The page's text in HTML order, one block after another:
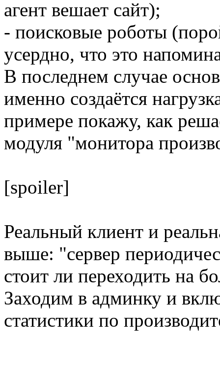
агент вешает сайт);
- поисковые роботы
усердно, что это
В последнем случае
именно создаётся
примере покажу, как
модуля "монитора
[spoiler]
Реальный клиент и
выше: "сервер
стоит ли переходить на
Заходим в админку и
статистики по